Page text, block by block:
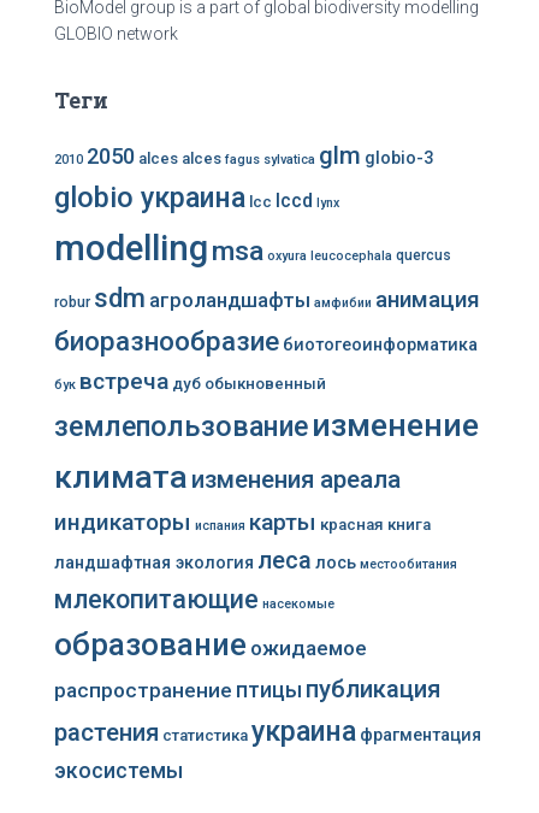
BioModel group is a part of global biodiversity modelling
GLOBIO network
Теги
2010 2050 alces alces fagus sylvatica glm globio-3
globio украина lcc lccd lynx
modellingmsa oxyura leucocephala quercus
robur sdm агроландшафты амфибии анимация
биоразнообразие биотогеоинформатика
бук встреча дуб обыкновенный
землепользованиеизменение
климата изменения ареала
индикаторы испания карты красная книга
ландшафтная экология леса лось местообитания
млекопитающие насекомые
образование ожидаемое
распространение птицы публикация
растения статистика украина фрагментация
экосистемы